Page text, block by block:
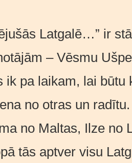
Latgalē…” ir
– Vēsmu
ik pa laikam, lai
no otras un
no Maltas, Ilze no
tās aptver visu